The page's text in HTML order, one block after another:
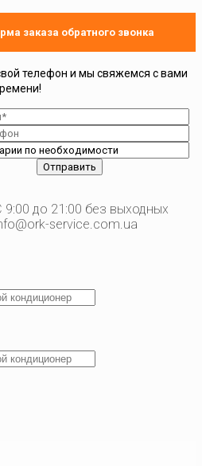
заказа обратного звонка
телефон и мы свяжемся с вами
9:00 до 21:00 без выходных
service.com.ua